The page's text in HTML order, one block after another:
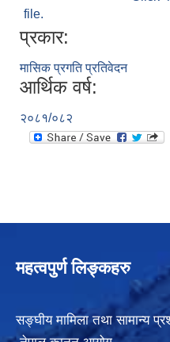
file.
प्रकार:
मासिक प्रगति प्रतिवेदन
आर्थिक वर्ष:
२०८१/०८२
महत्वपुर्ण लिङ्कहरु
सङ्घीय मामिला तथा सामान्य